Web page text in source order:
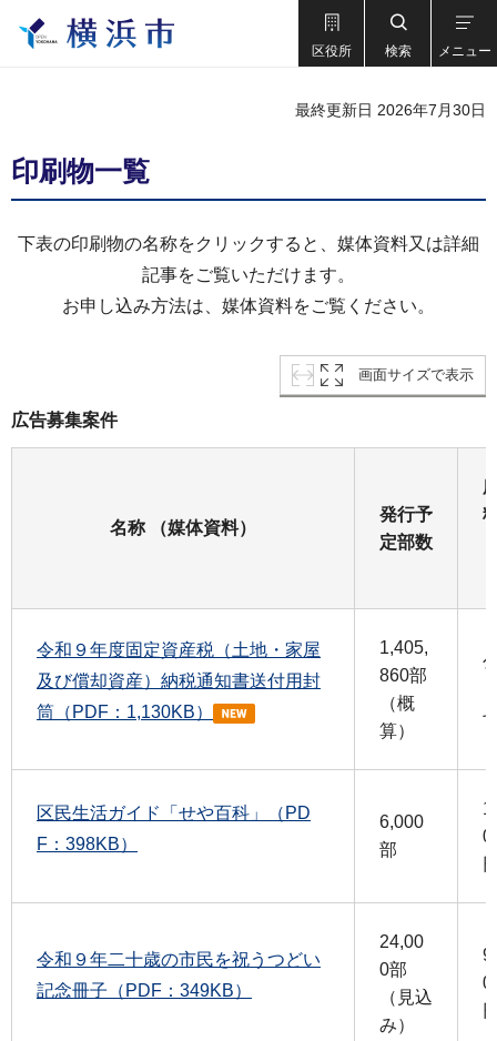
区役所 検索 メニュー
最終更新日 2026年7月30日
印刷物一覧
下表の印刷物の名称をクリックすると、媒体資料又は詳細
記事をご覧いただけます。
お申し込み方法は、媒体資料をご覧ください。
画面サイズで表示
広告募集案件
名称 （媒体資料）
発行予
定部数
令和９年度固定資産税（土地・家屋
及び償却資産）納税通知書送付用封
筒（PDF：1,130KB）
1,405,
860部
（概
算）
区民生活ガイド「せや百科」（PD
F：398KB）
6,000
部
令和９年二十歳の市民を祝うつどい
記念冊子（PDF：349KB）
24,00
0部
（見込
み）